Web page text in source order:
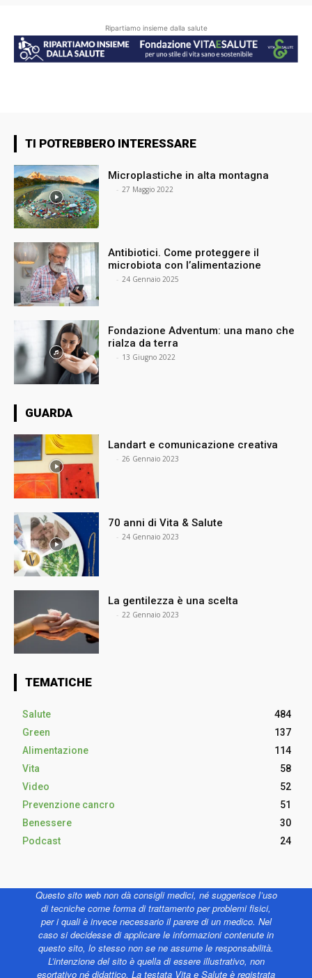
Ripartiamo insieme dalla salute
TI POTREBBERO INTERESSARE
Microplastiche in alta montagna
- 27 Maggio 2022
Antibiotici. Come proteggere il
microbiota con l’alimentazione
- 24 Gennaio 2025
Fondazione Adventum: una mano che
rialza da terra
- 13 Giugno 2022
GUARDA
Landart e comunicazione creativa
- 26 Gennaio 2023
70 anni di Vita & Salute
- 24 Gennaio 2023
La gentilezza è una scelta
- 22 Gennaio 2023
TEMATICHE
Salute
484
Green
137
Alimentazione
114
Vita
58
Video
52
Prevenzione cancro
51
Benessere
30
Podcast
24
Questo sito web non dà consigli medici, né suggerisce l’uso
di tecniche come forma di trattamento per problemi fisici,
per i quali è invece necessario il parere di un medico. Nel
caso si decidesse di applicare le informazioni contenute in
questo sito, lo stesso non se ne assume le responsabilità.
L’intenzione del sito è quella di essere illustrativo, non
esortativo né didattico. La testata Vita e Salute è registrata